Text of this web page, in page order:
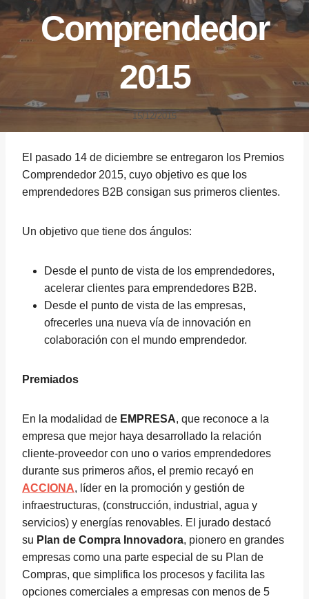
Comprendedor
2015
15/12/2015
El pasado 14 de diciembre se entregaron los Premios
Comprendedor 2015, cuyo objetivo es que los
emprendedores B2B consigan sus primeros clientes.
Un objetivo que tiene dos ángulos:
Desde el punto de vista de los emprendedores,
acelerar clientes para emprendedores B2B.
Desde el punto de vista de las empresas,
ofrecerles una nueva vía de innovación en
colaboración con el mundo emprendedor.
Premiados
En la modalidad de EMPRESA, que reconoce a la
empresa que mejor haya desarrollado la relación
cliente-proveedor con uno o varios emprendedores
durante sus primeros años, el premio recayó en
ACCIONA, líder en la promoción y gestión de
infraestructuras, (construcción, industrial, agua y
servicios) y energías renovables. El jurado destacó
su Plan de Compra Innovadora, pionero en grandes
empresas como una parte especial de su Plan de
Compras, que simplifica los procesos y facilita las
opciones comerciales a empresas con menos de 5